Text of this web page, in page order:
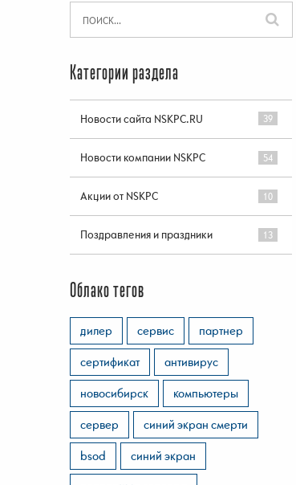
Категории раздела
Новости сайта NSKPC.RU 39
Новости компании NSKPC 54
Акции от NSKPC 10
Поздравления и праздники 13
Облако тегов
дилер сервис
партнер
сертификат
антивирус
новосибирск
компьютеры
сервер
синий экран смерти
bsod
синий экран